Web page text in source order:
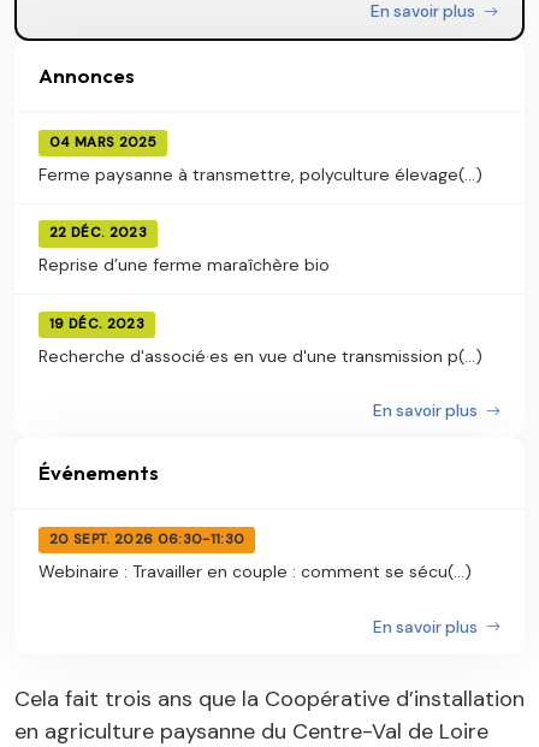
En savoir plus
Annonces
04 MARS 2025
Ferme paysanne à transmettre, polyculture élevage(...)
22 DÉC. 2023
Reprise d’une ferme maraîchère bio
19 DÉC. 2023
Recherche d'associé·es en vue d'une transmission p(...)
En savoir plus
Événements
20 SEPT. 2026 06:30-11:30
Webinaire : Travailler en couple : comment se sécu(...)
En savoir plus
Cela fait trois ans que la Coopérative d’installation
en agriculture paysanne du Centre-Val de Loire